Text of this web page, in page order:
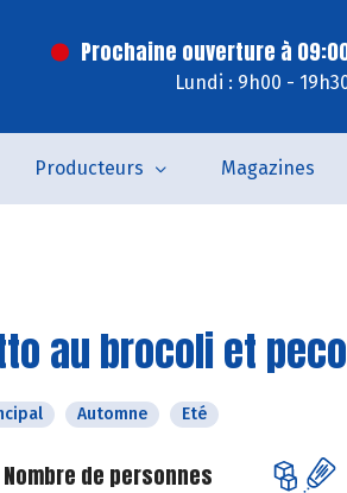
Prochaine ouverture à
Lundi : 9h00 -
Producteurs Magazines
au brocoli et
Automne Eté
Nombre de personnes